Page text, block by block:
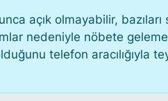
açık olmayabilir, bazıları
nedeniyle nöbete
telefon aracılığıyla